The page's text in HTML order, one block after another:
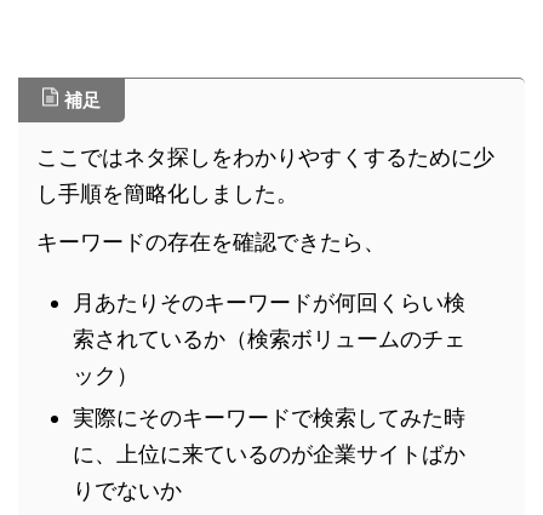
補足
ここではネタ探しをわかりやすくするために少
し手順を簡略化しました。
キーワードの存在を確認できたら、
月あたりそのキーワードが何回くらい検
索されているか（検索ボリュームのチェ
ック）
実際にそのキーワードで検索してみた時
に、上位に来ているのが企業サイトばか
りでないか